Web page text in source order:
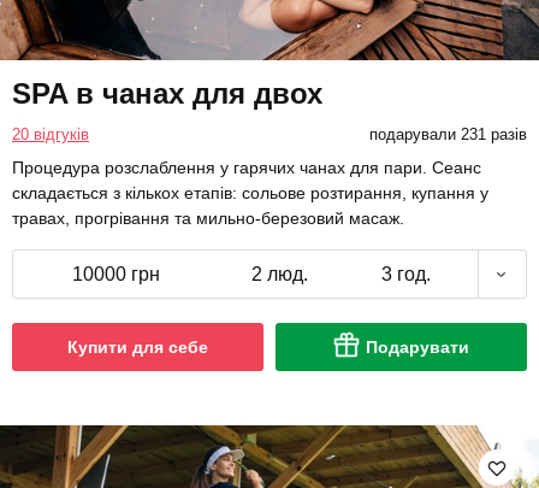
SPA в чанах для двох
20 відгуків подарували 231 разів
Процедура розслаблення у гарячих чанах для пари. Сеанс
складається з кількох етапів: сольове розтирання, купання у
травах, прогрівання та мильно-березовий масаж.
10000 грн 2 люд. 3 год.
Купити для себе Подарувати